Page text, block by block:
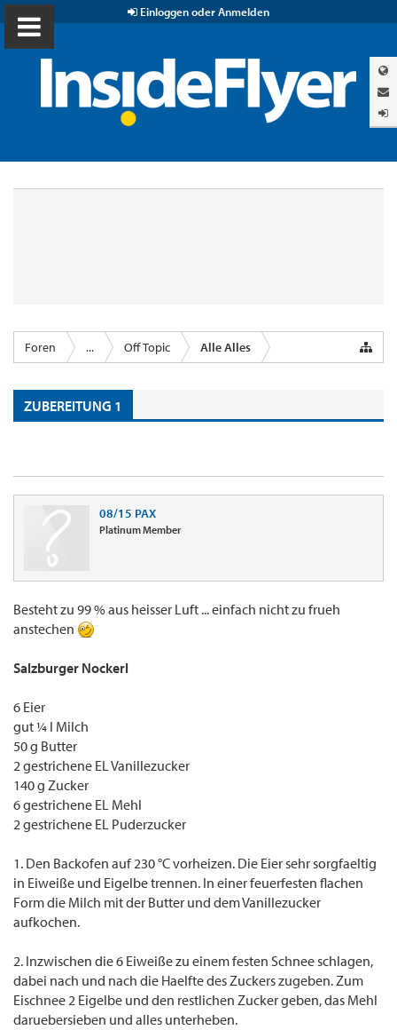
Einloggen oder Anmelden
Foren ... Off Topic Alle Alles
ZUBEREITUNG 1
08/15 PAX
Platinum Member
Besteht zu 99 % aus heisser Luft ... einfach nicht zu frueh
anstechen
Salzburger Nockerl
6 Eier
gut ¼ l Milch
50 g Butter
2 gestrichene EL Vanillezucker
140 g Zucker
6 gestrichene EL Mehl
2 gestrichene EL Puderzucker
1. Den Backofen auf 230 °C vorheizen. Die Eier sehr sorgfaeltig
in Eiweiße und Eigelbe trennen. In einer feuerfesten flachen
Form die Milch mit der Butter und dem Vanillezucker
aufkochen.
2. Inzwischen die 6 Eiweiße zu einem festen Schnee schlagen,
dabei nach und nach die Haelfte des Zuckers zugeben. Zum
Eischnee 2 Eigelbe und den restlichen Zucker geben, das Mehl
daruebersieben und alles unterheben.